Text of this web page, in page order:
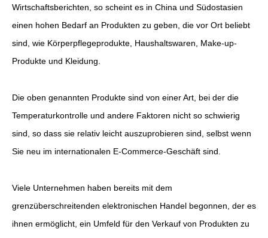
Wirtschaftsberichten, so scheint es in China und Südostasien
einen hohen Bedarf an Produkten zu geben, die vor Ort beliebt
sind, wie Körperpflegeprodukte, Haushaltswaren, Make-up-
Produkte und Kleidung.
Die oben genannten Produkte sind von einer Art, bei der die
Temperaturkontrolle und andere Faktoren nicht so schwierig
sind, so dass sie relativ leicht auszuprobieren sind, selbst wenn
Sie neu im internationalen E-Commerce-Geschäft sind.
Viele Unternehmen haben bereits mit dem
grenzüberschreitenden elektronischen Handel begonnen, der es
ihnen ermöglicht, ein Umfeld für den Verkauf von Produkten zu